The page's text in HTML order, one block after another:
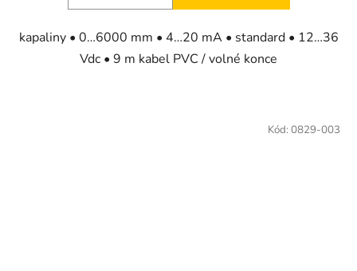
kapaliny • 0…6000 mm • 4…20 mA • standard • 12…36
Vdc • 9 m kabel PVC / volné konce
Kód: 0829-003